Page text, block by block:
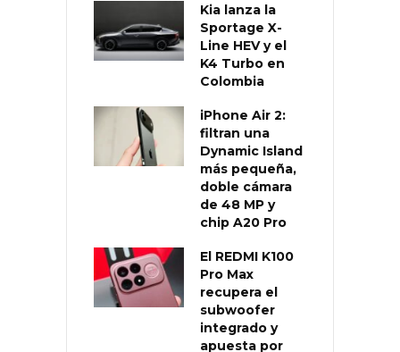
Kia lanza la
Sportage X-
Line HEV y el
K4 Turbo en
Colombia
iPhone Air 2:
filtran una
Dynamic Island
más pequeña,
doble cámara
de 48 MP y
chip A20 Pro
El REDMI K100
Pro Max
recupera el
subwoofer
integrado y
apuesta por